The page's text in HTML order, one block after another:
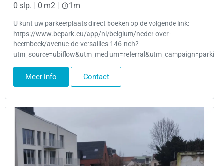
0 slp. | 0 m2 | 1m
U kunt uw parkeerplaats direct boeken op de volgende link:
https://www.bepark.eu/app/nl/belgium/neder-over-
heembeek/avenue-de-versailles-146-noh?
Meer info Contact